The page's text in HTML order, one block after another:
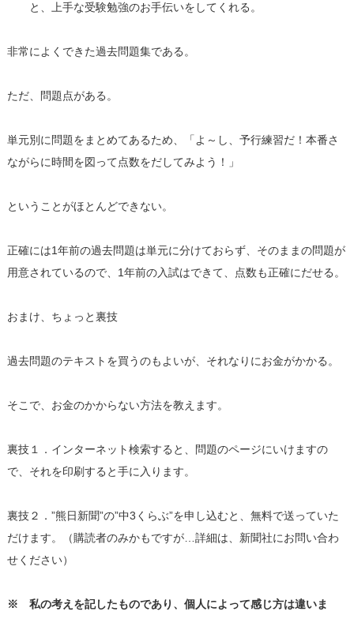
と、上手な受験勉強のお手伝いをしてくれる。
非常によくできた過去問題集である。
ただ、問題点がある。
単元別に問題をまとめてあるため、「よ～し、予行練習だ！本番さ
ながらに時間を図って点数をだしてみよう！」
ということがほとんどできない。
正確には1年前の過去問題は単元に分けておらず、そのままの問題が
用意されているので、1年前の入試はできて、点数も正確にだせる。
おまけ、ちょっと裏技
過去問題のテキストを買うのもよいが、それなりにお金がかかる。
そこで、お金のかからない方法を教えます。
裏技１．インターネット検索すると、問題のページにいけますの
で、それを印刷すると手に入ります。
裏技２．”熊日新聞”の”中3くらぶ”を申し込むと、無料で送っていた
だけます。（購読者のみかもですが…詳細は、新聞社にお問い合わ
せください）
※ 私の考えを記したものであり、個人によって感じ方は違いま